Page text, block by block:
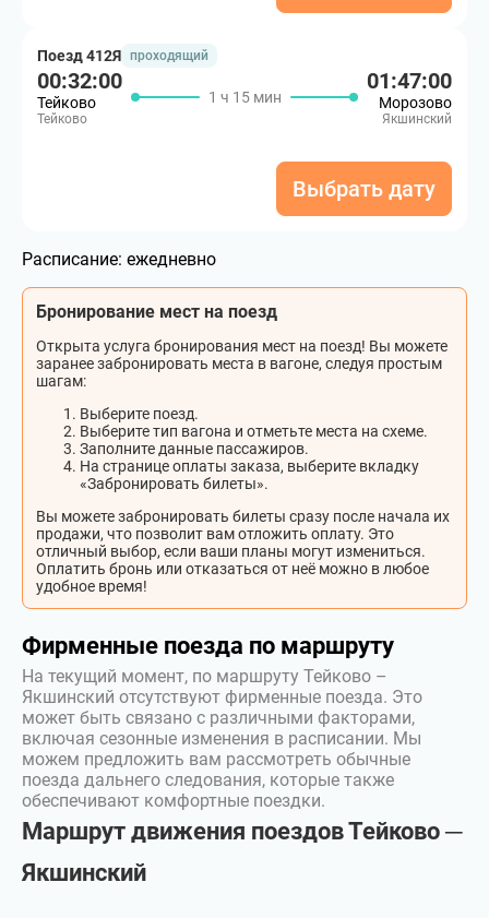
Поезд 412Я проходящий
00:32:00
Тейково
Тейково
1 ч 15 мин
01:47:00
Морозово
Якшинский
Выбрать дату
Расписание: ежедневно
Бронирование мест на поезд
Открыта услуга бронирования мест на поезд! Вы можете
заранее забронировать места в вагоне, следуя простым
шагам:
Выберите поезд.
Выберите тип вагона и отметьте места на схеме.
Заполните данные пассажиров.
На странице оплаты заказа, выберите вкладку
«Забронировать билеты».
Вы можете забронировать билеты сразу после начала их
продажи, что позволит вам отложить оплату. Это
отличный выбор, если ваши планы могут измениться.
Оплатить бронь или отказаться от неё можно в любое
удобное время!
Фирменные поезда по маршруту
На текущий момент, по маршруту Тейково –
Якшинский отсутствуют фирменные поезда. Это
может быть связано с различными факторами,
включая сезонные изменения в расписании. Мы
можем предложить вам рассмотреть обычные
поезда дальнего следования, которые также
обеспечивают комфортные поездки.
Маршрут движения поездов Тейково ─
Якшинский